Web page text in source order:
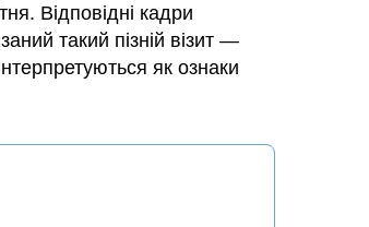
Відповідні кадри
такий пізній візит —
як ознаки